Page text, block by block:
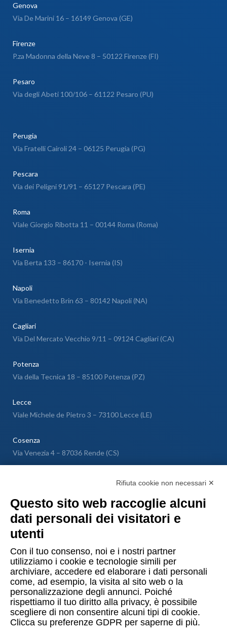
Genova
Via De Marini 16 – 16149 Genova (GE)
Firenze
P.za Madonna della Neve 8 – 50122 Firenze (FI)
Pesaro
Via degli Abeti 100/106 – 61122 Pesaro (PU)
Perugia
Via Fratelli Cairoli 24 – 06125 Perugia (PG)
Pescara
Via dei Peligni 91/91 – 65127 Pescara (PE)
Roma
Viale Giorgio Ribotta 11 – 00144 Roma (Roma)
Isernia
Via Berta 133 – 86170 - Isernia (IS)
Napoli
Via Benedetto Brin 63 – 80142 Napoli (NA)
Cagliari
Via Del Mercato Vecchio 9/11 – 09124 Cagliari (CA)
Potenza
Via della Tecnica 18 – 85100 Potenza (PZ)
Lecce
Viale Michele de Pietro 3 – 73100 Lecce (LE)
Cosenza
Via Venezia 4 – 87036 Rende (CS)
Lugano
Copyright © 2015-2026 Uomo & Ambiente S.r.l. Società Benefit
PI/CF 10874480014
Rifiuta cookie non necessari ✕
Questo sito web raccoglie alcuni
dati personali dei visitatori e
utenti
Con il tuo consenso, noi e i nostri partner
utilizziamo i cookie e tecnologie simili per
archiviare, accedere ed elaborare i dati personali
come, ad esempio, la visita al sito web o la
personalizzazione degli annunci. Poiché
rispettiamo il tuo diritto alla privacy, è possibile
scegliere di non consentire alcuni tipi di cookie.
Clicca su preferenze GDPR per saperne di più.